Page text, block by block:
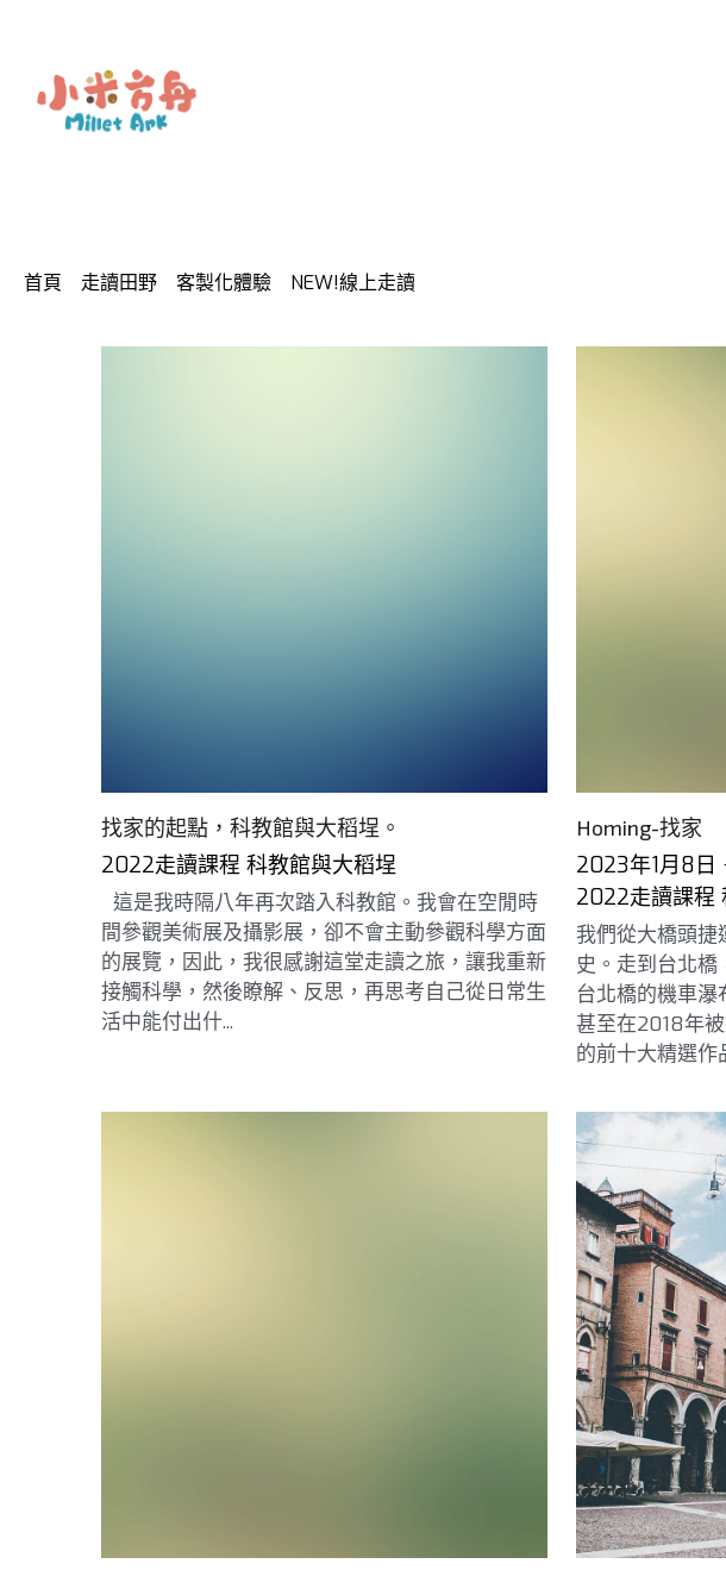
首頁 走讀田野 客製化體驗 NEW!線上走讀
找家的起點，科教館與大稻埕。
2022走讀課程 科教館與大稻埕
這是我時隔八年再次踏入科教館。我會在空閒時
間參觀美術展及攝影展，卻不會主動參觀科學方面
的展覽，因此，我很感謝這堂走讀之旅，讓我重新
接觸科學，然後瞭解、反思，再思考自己從日常生
活中能付出什...
Homing-找家
2023年1月8日 ·
2022走讀課程
我們從大橋頭捷
史。走到台北橋
台北橋的機車瀑
甚至在2018年
的前十大精選作